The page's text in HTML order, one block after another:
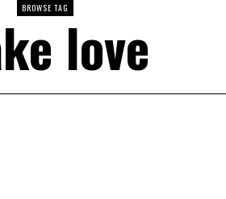
BROWSE TAG
love